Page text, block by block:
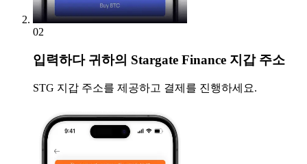
02
입력하다귀하의 Stargate Finance 지갑 주소
STG 지갑 주소를 제공하고 결제를 진행하세요.